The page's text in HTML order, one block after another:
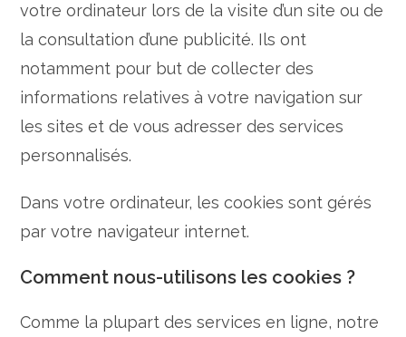
votre ordinateur lors de la visite d’un site ou de
la consultation d’une publicité. Ils ont
notamment pour but de collecter des
informations relatives à votre navigation sur
les sites et de vous adresser des services
personnalisés.
Dans votre ordinateur, les cookies sont gérés
par votre navigateur internet.
Comment nous-utilisons les cookies ?​
Comme la plupart des services en ligne, notre